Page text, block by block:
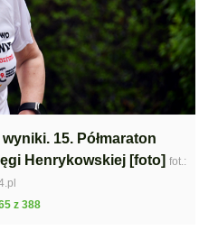
15. Półmaraton
Henrykowskiej [foto] fot.:
z 388